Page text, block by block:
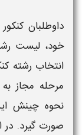
داوطلبان
خود، لیست
انتخاب رشته کنکور
مرحله مجاز
نحوه چینش
صورت گیرد. در